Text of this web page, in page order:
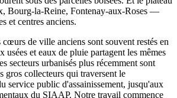
Bourg-la-Reine, Fontenay-aux-Roses —
et centres anciens.
de ville anciens sont souvent restés en
usées et eaux de pluie partagent les mêmes
secteurs urbanisés plus récemment sont
gros collecteurs qui traversent le
service public d'assainissement, jusqu'aux
du SIAAP. Notre travail commence